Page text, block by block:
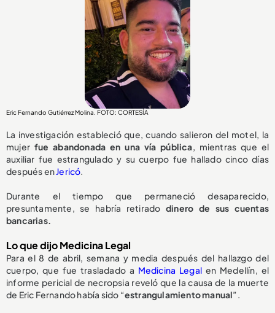
Eric Fernando Gutiérrez Molina. FOTO: CORTESÍA
La investigación estableció que, cuando salieron del motel, la
mujer fue abandonada en una vía pública, mientras que el
auxiliar fue estrangulado y su cuerpo fue hallado cinco días
después enJericó.
Durante el tiempo que permaneció desaparecido,
presuntamente, se habría retirado dinero de sus cuentas
bancarias.
Lo que dijo Medicina Legal
Para el 8 de abril, semana y media después del hallazgo del
cuerpo, que fue trasladado a Medicina Legal en Medellín, el
informe pericial de necropsia reveló que la causa de la muerte
de Eric Fernando había sido “estrangulamiento manual”.